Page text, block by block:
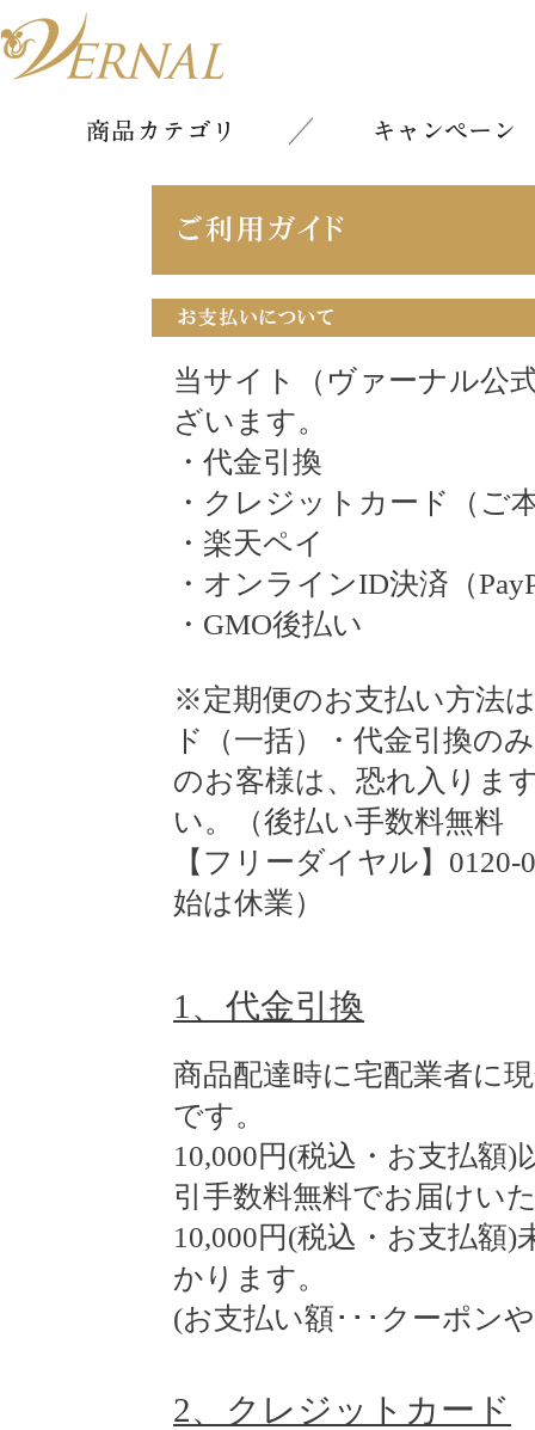
お得なおまとめセット
洗顔せっけん
ミスト状化粧水
保湿クリーム
美白ケア
エイジングケア
日焼け止め
当サイト（ヴァーナル公
ざいます。
・代金引換
・クレジットカード（ご
・楽天ペイ
・オンラインID決済（
・GMO後払い
※定期便のお支払い方法
ド（一括）・代金引換の
のお客様は、恐れ入りま
い。（後払い手数料無
【フリーダイヤル】
始は休業）
1、代金引換
商品配達時に宅配業者に
です。
10,000円(税込・お支払額
引手数料無料でお届けい
10,000円(税込・お支払額
かります。
(お支払い額･･･クーポン
2、クレジットカード